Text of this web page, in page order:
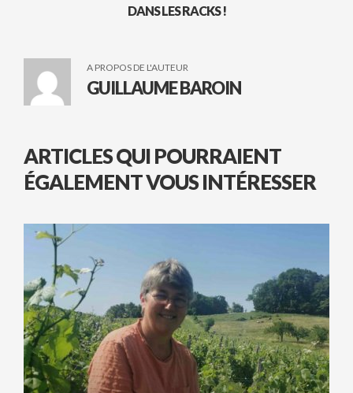
DANS LES RACKS !
A PROPOS DE L'AUTEUR
GUILLAUME BAROIN
ARTICLES QUI POURRAIENT
ÉGALEMENT VOUS INTÉRESSER